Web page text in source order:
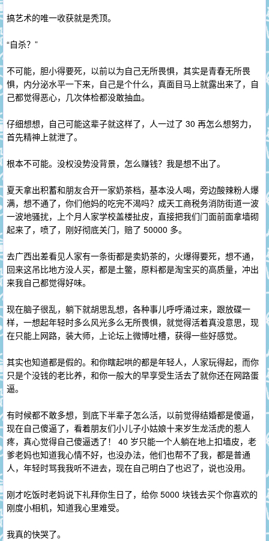
搞艺术的唯一收获就是秃顶。
“自杀？”
不可能，胆小得要死，以前以为自己无所畏惧，其实是青春无所畏
惧，内分泌水平一下来，自己是个什么，真面目马上就露出来了，自
己都觉得恶心，几次体检都没敢抽血。
仔细想想，自己可能这辈子就这样了，人一过了 30 再怎么想努力，
首先精神上就泄了。
根本不可能。没权没势没背景，怎么赚钱？我是想不出了。
夏天拿出积蓄和朋友合开一家奶茶档，基本没人喝，旁边酸辣粉人爆
满，想不通了，你们他妈的吃完不渴吗？成天工商税务消防街道一波
一波地骚扰，上个月人家学校盖楼扯皮，直接把我们门面前面拿墙砌
起来了，喷了，刚好彻底关门，赔了 50000 多。
去广西出差看见人家有一条街都是卖奶茶的，火爆得要死，想不通，
回来这吊比地方没人买，都是土鳖，原料都是淘宝买的高质量，冲出
来我自己都觉得好味。
现在脑子很乱，躺下就胡思乱想，各种事儿呼呼涌过来，跟放碟一
样，一想起年轻时多么风光多么无所畏惧，就觉得活着真没意思，现
在只能上网路，装大师，上论坛上微博吐槽，获得一些好感觉。
其实也知道都是假的。和你瞎起哄的都是年轻人，人家玩得起，而你
只是个没钱的老比养，和你一般大的早享受生活去了就你还在网路蛋
逼。
有时候都不敢多想，到底下半辈子怎么活，以前觉得结婚都是傻逼，
现在自己傻逼了，看着朋友们小儿子小姑娘十来岁生龙活虎的惹人
疼，真心觉得自己傻逼透了！ 40 岁只能一个人躺在地上扣墙皮，老
爹老妈也知道我心情不好，也没办法，他们也帮不了我，都是普通
人，年轻时骂我我听不进去，现在自己明白了也迟了，说也没用。
刚才吃饭时老妈说下礼拜你生日了，给你 5000 块钱去买个你喜欢的
刚度小相机，知道我心里难受。
我真的快哭了。